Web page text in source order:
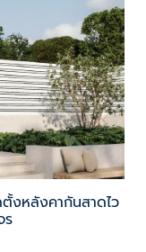
งหลังคากันสาดไว
ร